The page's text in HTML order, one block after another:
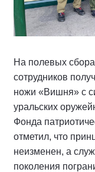
На полевых
сотрудников
ножи «Вишня» с
уральских
Фонда
отметил, что
неизменен, а
поколения